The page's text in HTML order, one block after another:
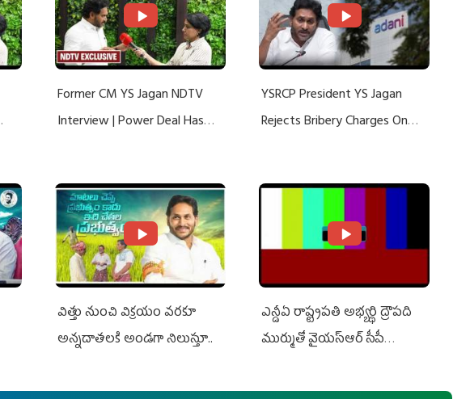
Former CM YS Jagan NDTV
Interview | Power Deal Has
YSRCP President YS Jagan
Rejects Bribery Charges On
విత్తు నుంచి విక్రయం వరకూ
అన్నదాతలకి అండగా నిలుస్తూ..
ఎన్డీఏ రాష్ట్ర‌ప‌తి అభ్య‌ర్థి ద్రౌప‌ది
ముర్ముతో వైయ‌స్ఆర్ సీపీ
ఎమ్మెల్యేలు, ఎంపీల స‌మావేశం